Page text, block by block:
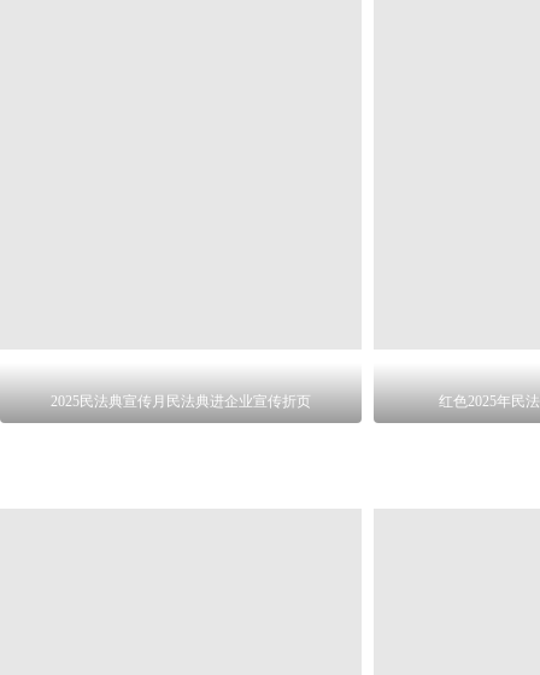
2025民法典宣传月民法典进企业宣传折页 红色2025年民